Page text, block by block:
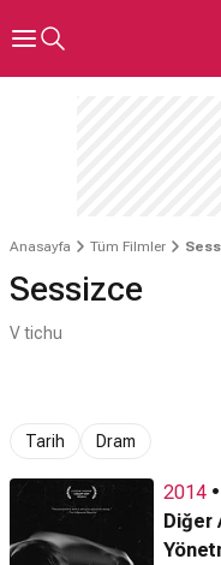
Anasayfa Tüm Filmler
Sessizce
V tichu
Tarih Dram
2014
Diğer